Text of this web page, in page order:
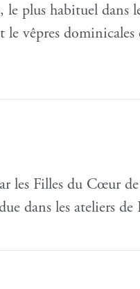
plus habituel dans
vêpres dominicales
les Filles du Cœur
dans les ateliers